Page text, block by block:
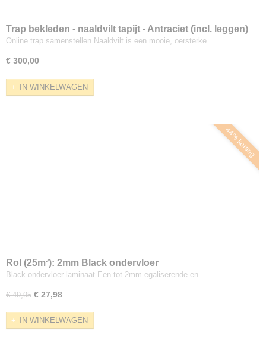
Trap bekleden - naaldvilt tapijt - Antraciet (incl. leggen)
Online trap samenstellen Naaldvilt is een mooie, oersterke…
€ 300,00
IN WINKELWAGEN
44% korting
Rol (25m²): 2mm Black ondervloer
Black ondervloer laminaat Een tot 2mm egaliserende en…
€ 49,95 € 27,98
IN WINKELWAGEN